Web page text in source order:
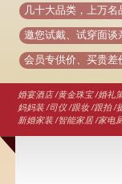
几十大品类，上万名
邀您试戴、试穿面谈
会员专供价、买贵差
婚宴酒店 /黄金珠宝 /婚礼
妈妈装 /司仪 /跟妆 /跟拍 /
新婚家装 /智能家居 /家电